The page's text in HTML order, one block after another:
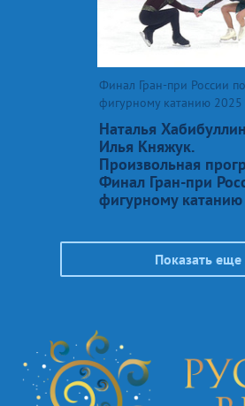
Финал Гран-при России по
фигурному катанию 2025
Наталья
Илья Княжук.
Произвольная
Финал Гран-при
фигурному
Показать еще